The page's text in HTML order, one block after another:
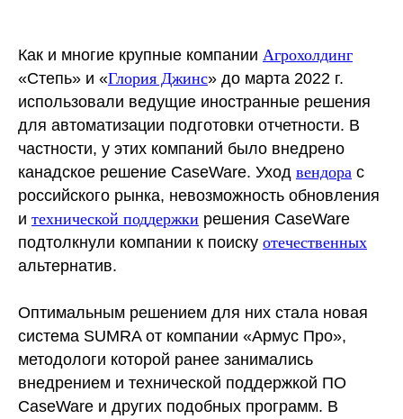
Как и многие крупные компании Агрохолдинг
«Степь» и «Глория Джинс» до марта 2022 г.
использовали ведущие иностранные решения
для автоматизации подготовки отчетности. В
частности, у этих компаний было внедрено
канадское решение CaseWare. Уход вендора с
российского рынка, невозможность обновления
и технической поддержки решения CaseWare
подтолкнули компании к поиску отечественных
альтернатив.
Оптимальным решением для них стала новая
система SUMRA от компании «Армус Про»,
методологи которой ранее занимались
внедрением и технической поддержкой ПО
CaseWare и других подобных программ. В